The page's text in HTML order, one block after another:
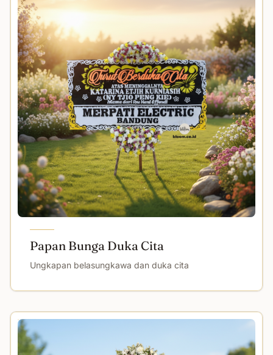
Papan Bunga Duka Cita
Ungkapan belasungkawa dan duka cita